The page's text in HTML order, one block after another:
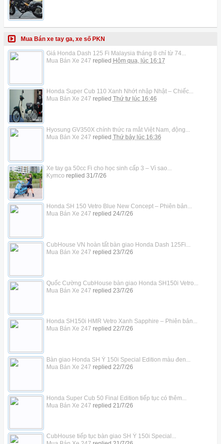
Mua Bán xe tay ga, xe số PKN
Giá Honda Dash 125 Fi Malaysia tháng 8 chỉ từ 74...
Mua Bán Xe 247 replied Hôm qua, lúc 16:17
Honda Super Cub 110 Xanh Nhớt nhập Nhật – Chiếc...
Mua Bán Xe 247 replied Thứ tư lúc 16:46
Hyosung GV350X chính thức ra mắt Việt Nam, động...
Mua Bán Xe 247 replied Thứ bảy lúc 16:36
Xe tay ga 50cc Fi cho học sinh cấp 3 – Vì sao...
Kymco replied 31/7/26
Honda SH 150 Vetro Blue New Concept – Phiên bản...
Mua Bán Xe 247 replied 24/7/26
CubHouse VN hoàn tất bàn giao Honda Dash 125Fi...
Mua Bán Xe 247 replied 23/7/26
Quốc Cường CubHouse bàn giao Honda SH150i Vetro...
Mua Bán Xe 247 replied 23/7/26
Honda SH150i HMR Vetro Xanh Sapphire – Phiên bản...
Mua Bán Xe 247 replied 22/7/26
Bàn giao Honda SH Ý 150i Special Edition màu đen...
Mua Bán Xe 247 replied 22/7/26
Honda Super Cub 50 Final Edition tiếp tục có thêm...
Mua Bán Xe 247 replied 21/7/26
CubHouse tiếp tục bàn giao SH Ý 150i Special...